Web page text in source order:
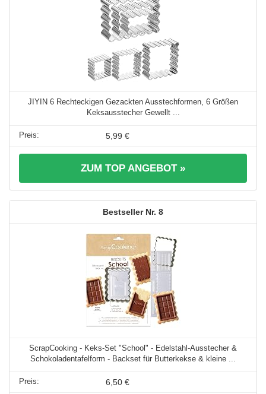
JIYIN 6 Rechteckigen Gezackten Ausstechformen, 6 Größen
Keksausstecher Gewellt ...
5,99 €
ZUM TOP ANGEBOT »
8
ScrapCooking - Keks-Set "School" - Edelstahl-Ausstecher &
Schokoladentafelform - Backset für Butterkekse & kleine ...
6,50 €